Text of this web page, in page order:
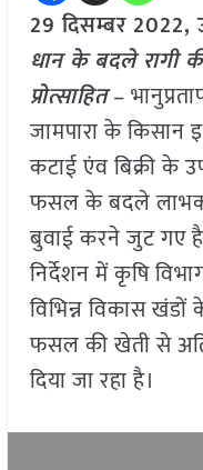
29 दिसम्बर 2022,
धान के बदले रागी
प्रोत्साहित–
जामपारा के
कटाई एंव बिक्री के
फसल के बदले
बुवाई करने जुट गए
निर्देशन में कृषि
विभिन्न विकास
फसल की खेती से
दिया जा रहा है।